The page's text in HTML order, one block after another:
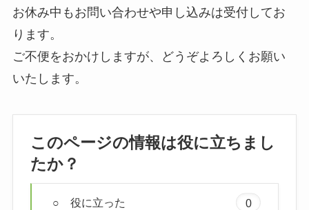
お休み中もお問い合わせや申し込みは受付してお
ります。
ご不便をおかけしますが、どうぞよろしくお願い
いたします。
このページの情報は役に立ちまし
たか？
○ 役に立った 0